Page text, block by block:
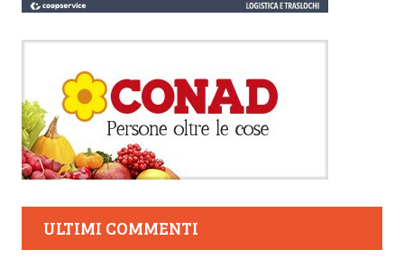
ULTIMI COMMENTI